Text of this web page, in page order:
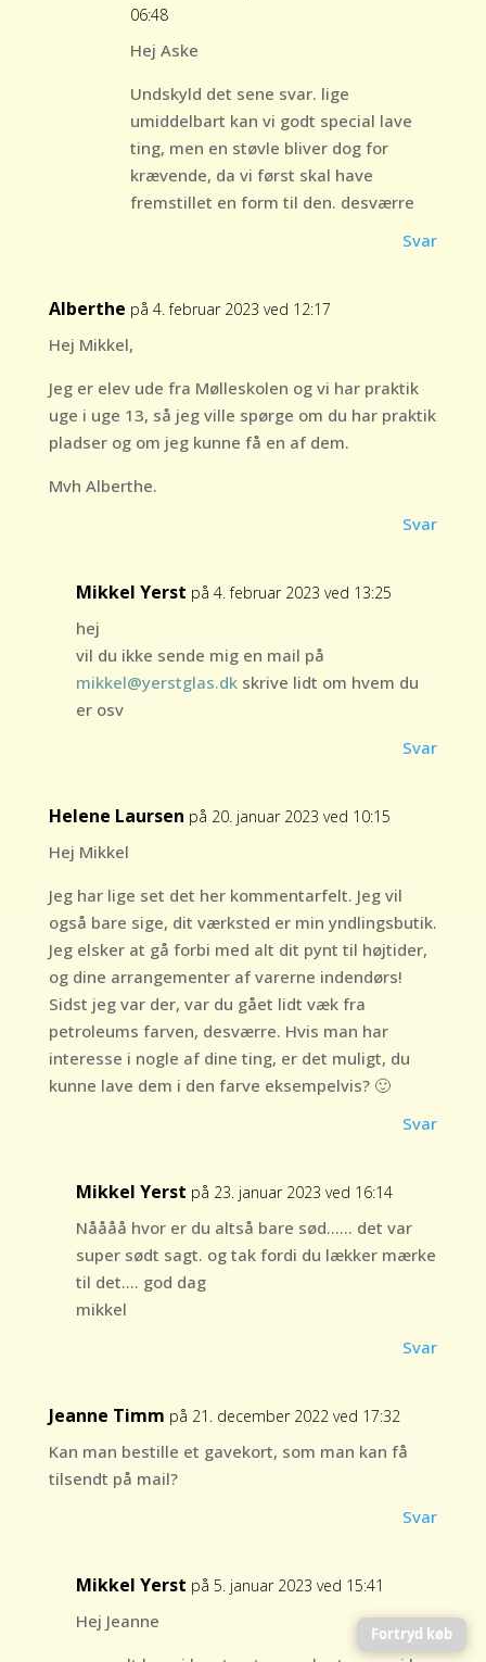
06:48
Hej Aske
Undskyld det sene svar. lige
umiddelbart kan vi godt special lave
ting, men en støvle bliver dog for
krævende, da vi først skal have
fremstillet en form til den. desværre
Svar
Alberthe på 4. februar 2023 ved 12:17
Hej Mikkel,
Jeg er elev ude fra Mølleskolen og vi har praktik
uge i uge 13, så jeg ville spørge om du har praktik
pladser og om jeg kunne få en af dem.
Mvh Alberthe.
Svar
Mikkel Yerst på 4. februar 2023 ved 13:25
hej
vil du ikke sende mig en mail på
mikkel@yerstglas.dkskrive lidt om hvem du
er osv
Svar
Helene Laursen på 20. januar 2023 ved 10:15
Hej Mikkel
Jeg har lige set det her kommentarfelt. Jeg vil
også bare sige, dit værksted er min yndlingsbutik.
Jeg elsker at gå forbi med alt dit pynt til højtider,
og dine arrangementer af varerne indendørs!
Sidst jeg var der, var du gået lidt væk fra
petroleums farven, desværre. Hvis man har
interesse i nogle af dine ting, er det muligt, du
kunne lave dem i den farve eksempelvis? 🙂
Svar
Mikkel Yerst på 23. januar 2023 ved 16:14
Nåååå hvor er du altså bare sød…… det var
super sødt sagt. og tak fordi du lækker mærke
til det…. god dag
mikkel
Svar
Jeanne Timm på 21. december 2022 ved 17:32
Kan man bestille et gavekort, som man kan få
tilsendt på mail?
Svar
Mikkel Yerst på 5. januar 2023 ved 15:41
Hej Jeanne
Fortryd køb